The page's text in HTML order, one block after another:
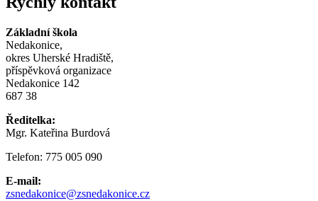
Základní škola
Nedakonice,
okres Uherské Hradiště,
příspěvková organizace
Nedakonice 142
687 38
Ředitelka:
Mgr. Kateřina Burdová
Telefon: 775 005 090
E-mail:
zsnedakonice@zsnedakonice.cz